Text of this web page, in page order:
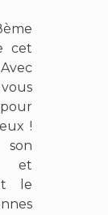
cet
!
et
le